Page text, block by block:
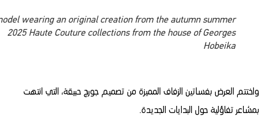
A model wearing an original creation from the autumn summer
2025 Haute Couture collections from the house of Georges
Hobeika
العرض بفساتين الزفاف المميزة من تصميم جورج حبيقة، التي انتهت
تفاؤلية حول البدايات الجديدة.